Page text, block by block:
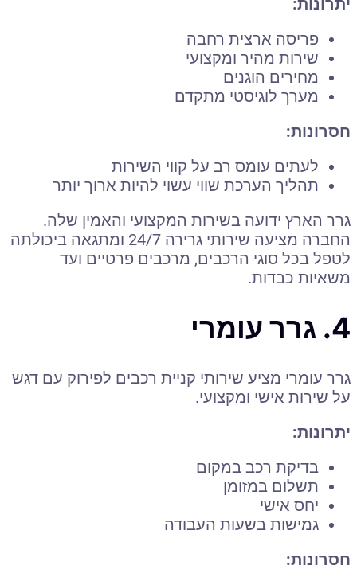
פריסה ארצית רחבה
שירות מהיר ומקצועי
מחירים הוגנים
מערך לוגיסטי מתקדם
חסרונות:
לעתים עומס רב על קווי השירות
תהליך הערכת שווי עשוי להיות ארוך יותר
גרר הארץ ידועה בשירות המקצועי והאמין שלה.
החברה מציעה שירותי גרירה 24/7 ומתגאה ביכולתה
לטפל בכל סוגי הרכבים, מרכבים פרטיים ועד
משאיות כבדות.
4. גרר עומרי
גרר עומרי מציע שירותי קניית רכבים לפירוק עם דגש
על שירות אישי ומקצועי.
יתרונות:
בדיקת רכב במקום
תשלום במזומן
יחס אישי
גמישות בשעות העבודה
חסרונות: